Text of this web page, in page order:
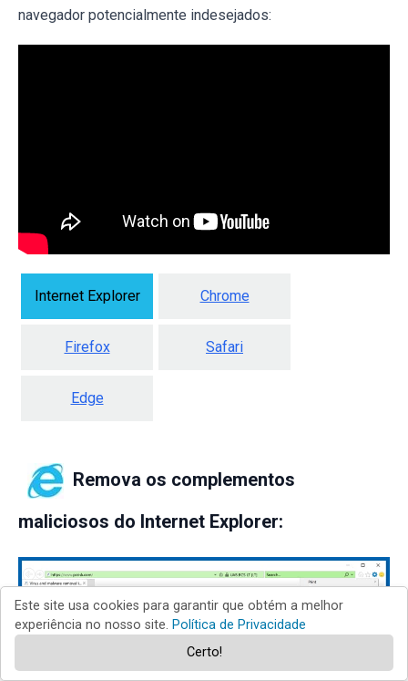
navegador potencialmente indesejados:
Internet Explorer Chrome
Firefox Safari
Edge
Remova os complementos
maliciosos do Internet Explorer:
Este site usa cookies para garantir que obtém a melhor
experiência no nosso site. Política de Privacidade
Certo!